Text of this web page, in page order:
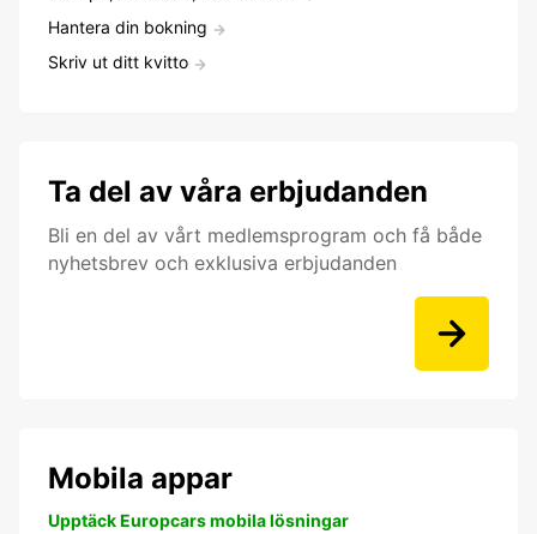
Hantera din bokning
Skriv ut ditt kvitto
Ta del av våra erbjudanden
Bli en del av vårt medlemsprogram och få både
nyhetsbrev och exklusiva erbjudanden
Mobila appar
Upptäck Europcars mobila lösningar